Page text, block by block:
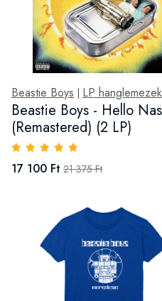
Beastie Boys LP hanglemezek
Beastie Boys - Hello
(Remastered) (2 LP)
17 100 Ft 21 375 Ft